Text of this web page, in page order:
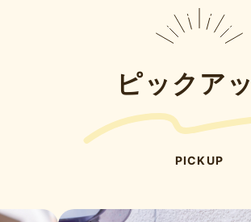
ピックア
PICKUP